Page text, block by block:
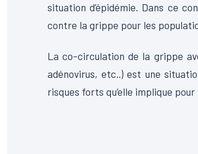
situation d’épidémie. Dans ce
contre la grippe pour les
La co-circulation de la grippe
adénovirus, etc..) est une
risques forts qu’elle implique